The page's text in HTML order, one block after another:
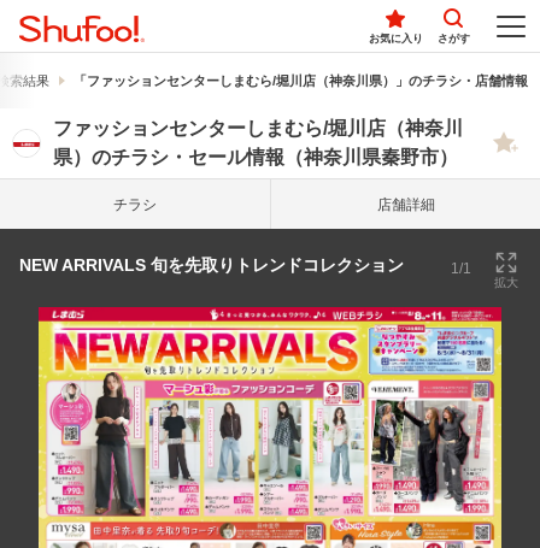
お気に入り さがす
索結果 「ファッションセンターしまむら/堀川店（神奈川県）」のチラシ・店舗情報
ファッションセンターしまむら/堀川店（神奈川
県）のチラシ・セール情報（神奈川県秦野市）
チラシ 店舗詳細
NEW ARRIVALS 旬を先取りトレンドコレクション 1/1
拡大